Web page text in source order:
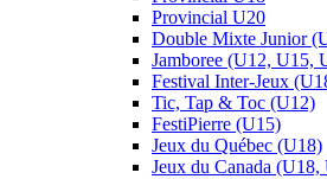
Provincial U20
Double Mixte Junior
Jamboree (U12, U15,
Festival Inter-Jeux
Tic, Tap & Toc (U12)
FestiPierre (U15)
Jeux du Québec (U18)
Jeux du Canada (U18,